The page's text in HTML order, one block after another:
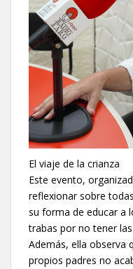
El viaje de la crianza
Este evento,
reflexionar sobre
su forma de educar a
trabas por no tener
Además, ella observa
propios padres no